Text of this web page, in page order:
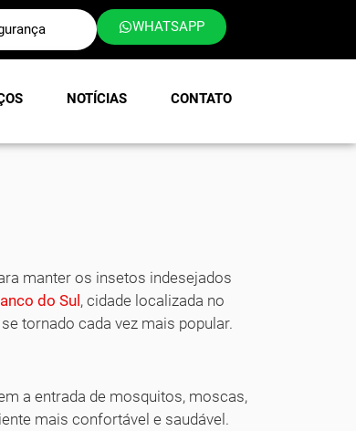
WHATSAPP
NOTÍCIAS CONTATO
manter os insetos indesejados
do Sul, cidade localizada no
tornado cada vez mais popular.
a entrada de mosquitos, moscas,
mais confortável e saudável.